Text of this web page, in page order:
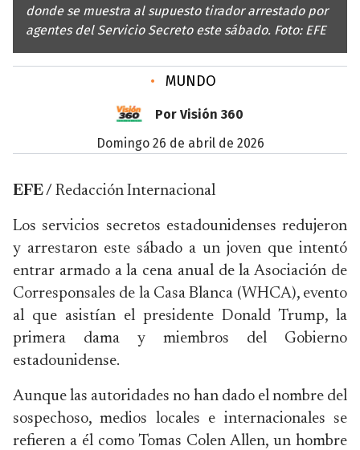
donde se muestra al supuesto tirador arrestado por
agentes del Servicio Secreto este sábado. Foto: EFE
• MUNDO
Por Visión 360
domingo 26 de abril de 2026
EFE / Redacción Internacional
Los servicios secretos estadounidenses redujeron
y arrestaron este sábado a un joven que intentó
entrar armado a la cena anual de la Asociación de
Corresponsales de la Casa Blanca (WHCA), evento
al que asistían el presidente Donald Trump, la
primera dama y miembros del Gobierno
estadounidense.
Aunque las autoridades no han dado el nombre del
sospechoso, medios locales e internacionales se
refieren a él como Tomas Colen Allen, un hombre